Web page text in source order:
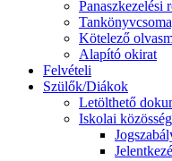
Panaszkezelési
Kötelező
Alapító okirat
Felvételi
Szülők/Diákok
Letölthető
Iskolai